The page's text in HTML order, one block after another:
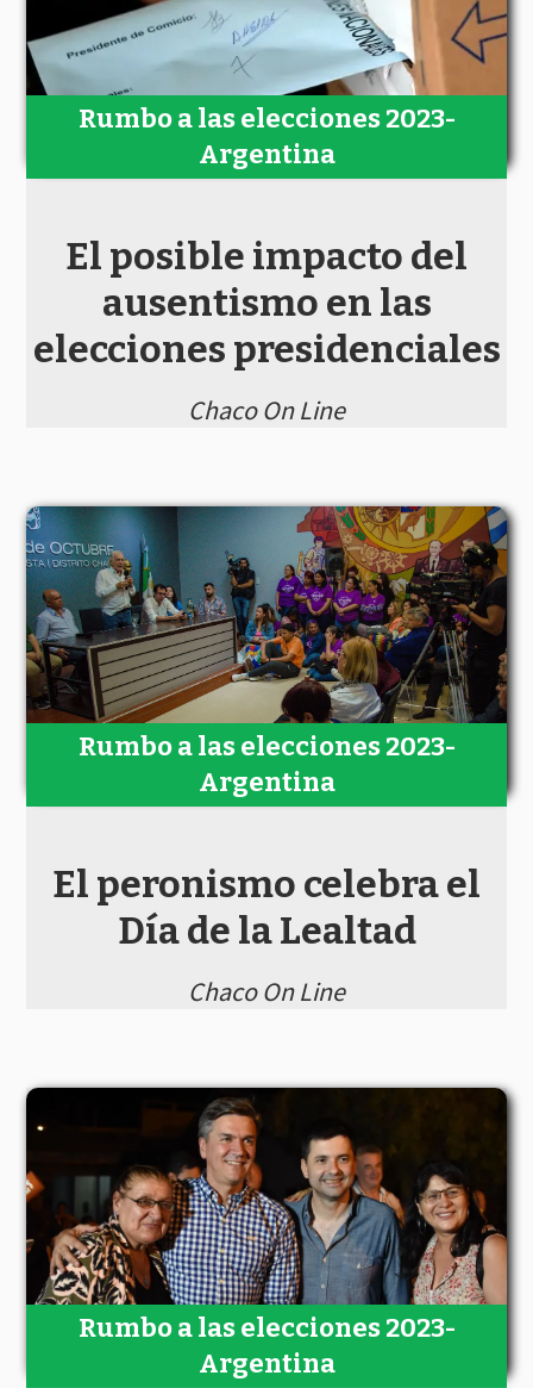
El posible impacto del
ausentismo en las
elecciones presidenciales
Chaco On Line
Rumbo a las elecciones 2023-
Argentina
El peronismo celebra el
Día de la Lealtad
Chaco On Line
Rumbo a las elecciones 2023-
Argentina
Rumbo a las elecciones 2023-
Argentina